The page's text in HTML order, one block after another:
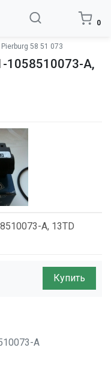
0
58 51 073
1058510073-A,
Купить
A